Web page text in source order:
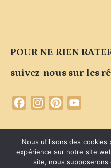
POUR NE RIEN
suivez-nous sur les
FacebookInstagramPinterest
Mentions légales du site
Nous utilisons des cookies
expérience sur notre site
site, nous